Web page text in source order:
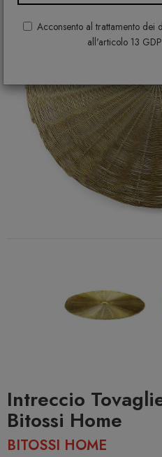
Acconsento al trattamento dei
all'articolo 13
Intreccio
Bitossi Home
BITOSSI HOME